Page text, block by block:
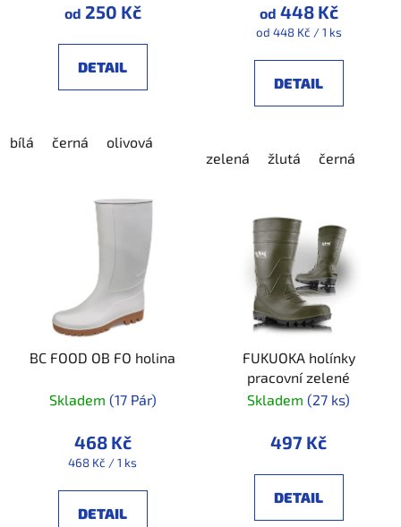
od 250 Kč
DETAIL
bílá černá olivová
od 448 Kč
Měrná
od 448 Kč / 1 ks
DETAIL
zelená žlutá černá
BC FOOD OB FO holina
Skladem (17 Pár)
468 Kč
Měrná
468 Kč / 1 ks
DETAIL
FUKUOKA holínky
pracovní zelené
Skladem (27 ks)
497 Kč
DETAIL